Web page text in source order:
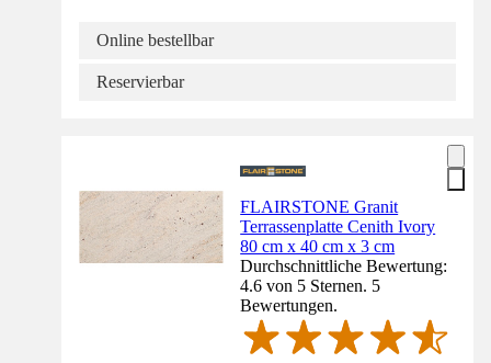
Online bestellbar
Reservierbar
FLAIRSTONE Granit
Terrassenplatte Cenith Ivory
80 cm x 40 cm x 3 cm
Durchschnittliche Bewertung:
4.6 von 5 Sternen. 5
Bewertungen.